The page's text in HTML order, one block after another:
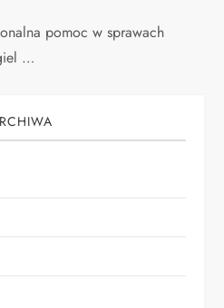
pomoc w sprawach
…